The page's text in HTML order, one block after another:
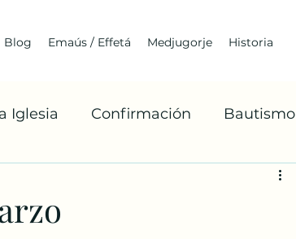
Blog Emaús / Effetá Medjugorje Historia
Iglesia Confirmación Bautismo